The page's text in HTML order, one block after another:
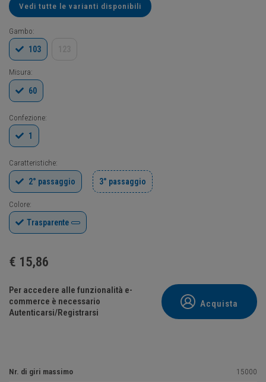
Vedi tutte le varianti disponibili
Gambo:
103
Misura:
60
Confezione:
1
Caratteristiche:
2° passaggio
3° passaggio
Colore:
Trasparente
€ 15,86
Per accedere alle funzionalità e-
commerce è necessario
Autenticarsi/Registrarsi
Acquista
Nr. di giri massimo 15000